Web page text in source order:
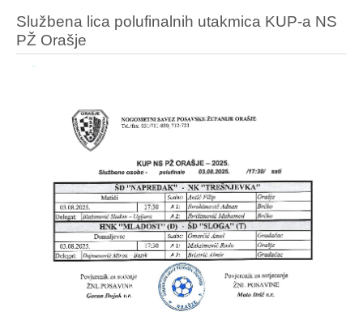
Službena lica polufinalnih utakmica KUP-a NS
PŽ Orašje